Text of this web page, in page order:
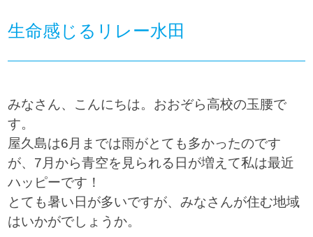
生命感じるリレー水田
みなさん、こんにちは。おおぞら高校の玉腰で
す。
屋久島は6月までは雨がとても多かったのです
が、7月から青空を見られる日が増えて私は最近
ハッピーです！
とても暑い日が多いですが、みなさんが住む地域
はいかがでしょうか。